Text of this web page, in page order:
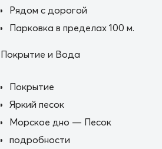
Рядом с дорогой
Парковка в пределах 100 м.
Покрытие и Вода
Покрытие
Яркий песок
Морское дно — Песок
подробности